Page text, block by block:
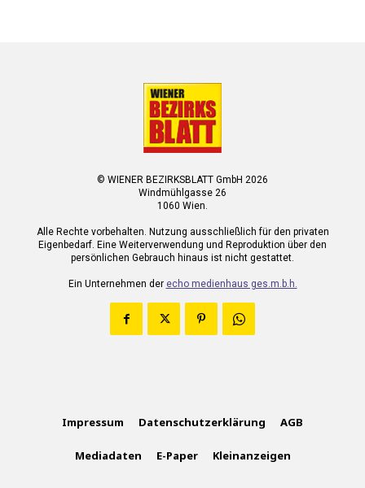
© WIENER BEZIRKSBLATT GmbH 2026
Windmühlgasse 26
1060 Wien.
Alle Rechte vorbehalten. Nutzung ausschließlich für den privaten
Eigenbedarf. Eine Weiterverwendung und Reproduktion über den
persönlichen Gebrauch hinaus ist nicht gestattet.
Ein Unternehmen der echo medienhaus ges.m.b.h.
Impressum Datenschutzerklärung AGB
Mediadaten E-Paper Kleinanzeigen